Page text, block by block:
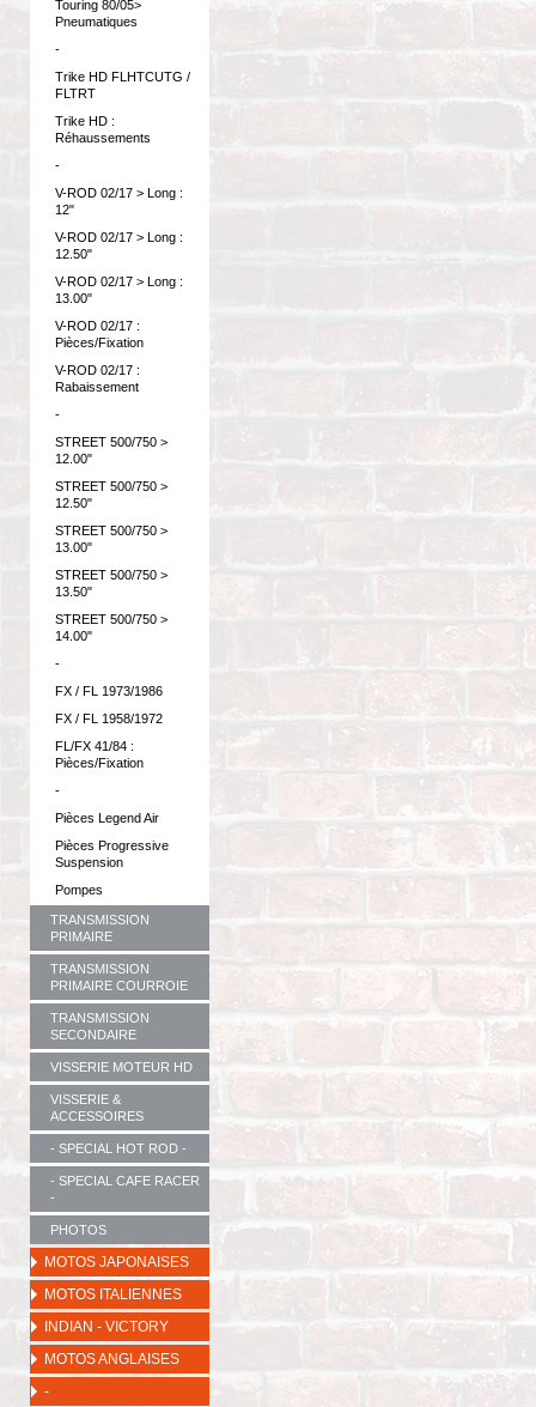
Touring 80/05>
Pneumatiques
-
Trike HD FLHTCUTG /
FLTRT
Trike HD :
Réhaussements
-
V-ROD 02/17 > Long :
12"
V-ROD 02/17 > Long :
12.50"
V-ROD 02/17 > Long :
13.00"
V-ROD 02/17 :
Pièces/Fixation
V-ROD 02/17 :
Rabaissement
-
STREET 500/750 >
12.00"
STREET 500/750 >
12.50"
STREET 500/750 >
13.00"
STREET 500/750 >
13.50"
STREET 500/750 >
14.00"
-
FX / FL 1973/1986
FX / FL 1958/1972
FL/FX 41/84 :
Pièces/Fixation
-
Pièces Legend Air
Pièces Progressive
Suspension
Pompes
TRANSMISSION
PRIMAIRE
TRANSMISSION
PRIMAIRE COURROIE
TRANSMISSION
SECONDAIRE
VISSERIE MOTEUR HD
VISSERIE &
ACCESSOIRES
- SPECIAL HOT ROD -
- SPECIAL CAFE RACER
-
PHOTOS
MOTOS JAPONAISES
MOTOS ITALIENNES
INDIAN - VICTORY
MOTOS ANGLAISES
-